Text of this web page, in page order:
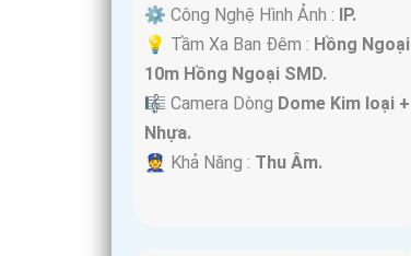
⚙ Công Nghệ Hình Ảnh : IP.
💡 Tầm Xa Ban Đêm : Hồng Ngoại
10m Hồng Ngoại SMD.
🎼️ Camera Dòng Dome Kim loại +
Nhựa.
️👮 Khả Năng : Thu Âm.